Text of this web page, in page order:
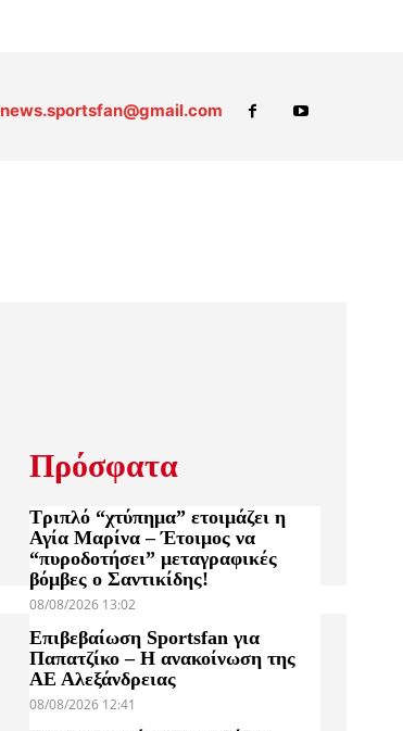
news.sportsfan@gmail.com
Πρόσφατα
Τριπλό “χτύπημα” ετοιμάζει η
Αγία Μαρίνα – Έτοιμος να
“πυροδοτήσει” μεταγραφικές
βόμβες ο Σαντικίδης!
08/08/2026 13:02
Επιβεβαίωση Sportsfan για
Παπατζίκο – Η ανακοίνωση της
ΑΕ Αλεξάνδρειας
08/08/2026 12:41